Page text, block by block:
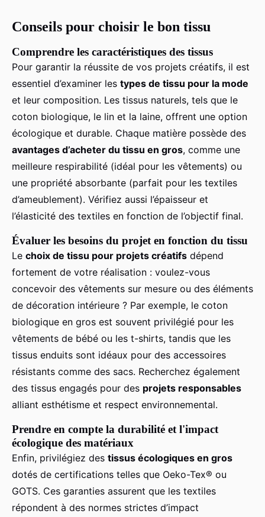
Conseils pour choisir le bon tissu
Comprendre les caractéristiques des tissus
Pour garantir la réussite de vos projets créatifs, il est
essentiel d’examiner les types de tissu pour la mode
et leur composition. Les tissus naturels, tels que le
coton biologique, le lin et la laine, offrent une option
écologique et durable. Chaque matière possède des
avantages d’acheter du tissu en gros, comme une
meilleure respirabilité (idéal pour les vêtements) ou
une propriété absorbante (parfait pour les textiles
d’ameublement). Vérifiez aussi l’épaisseur et
l’élasticité des textiles en fonction de l’objectif final.
Évaluer les besoins du projet en fonction du tissu
Le choix de tissu pour projets créatifs dépend
fortement de votre réalisation : voulez-vous
concevoir des vêtements sur mesure ou des éléments
de décoration intérieure ? Par exemple, le coton
biologique en gros est souvent privilégié pour les
vêtements de bébé ou les t-shirts, tandis que les
tissus enduits sont idéaux pour des accessoires
résistants comme des sacs. Recherchez également
des tissus engagés pour des projets responsables
alliant esthétisme et respect environnemental.
Prendre en compte la durabilité et l'impact
écologique des matériaux
Enfin, privilégiez des tissus écologiques en gros
dotés de certifications telles que Oeko-Tex® ou
GOTS. Ces garanties assurent que les textiles
répondent à des normes strictes d’impact